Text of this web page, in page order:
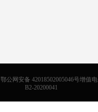
鄂公网安备 42018502005046号增值
B2-20200041